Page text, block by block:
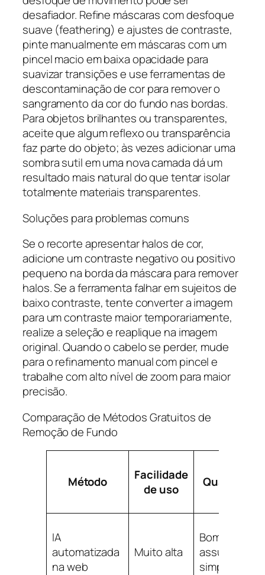
desafiador. Refine máscaras com desfoque
suave (feathering) e ajustes de contraste,
pinte manualmente em máscaras com um
pincel macio em baixa opacidade para
suavizar transições e use ferramentas de
descontaminação de cor para remover o
sangramento da cor do fundo nas bordas.
Para objetos brilhantes ou transparentes,
aceite que algum reflexo ou transparência
faz parte do objeto; às vezes adicionar uma
sombra sutil em uma nova camada dá um
resultado mais natural do que tentar isolar
totalmente materiais transparentes.
Soluções para problemas comuns
Se o recorte apresentar halos de cor,
adicione um contraste negativo ou positivo
pequeno na borda da máscara para remover
halos. Se a ferramenta falhar em sujeitos de
baixo contraste, tente converter a imagem
para um contraste maior temporariamente,
realize a seleção e reaplique na imagem
original. Quando o cabelo se perder, mude
para o refinamento manual com pincel e
trabalhe com alto nível de zoom para maior
precisão.
Comparação de Métodos Gratuitos de
Remoção de Fundo
Método
Facilidade
de uso
Qualidade
IA
automatizada
na web
Muito alta
Bom para
assuntos
simples